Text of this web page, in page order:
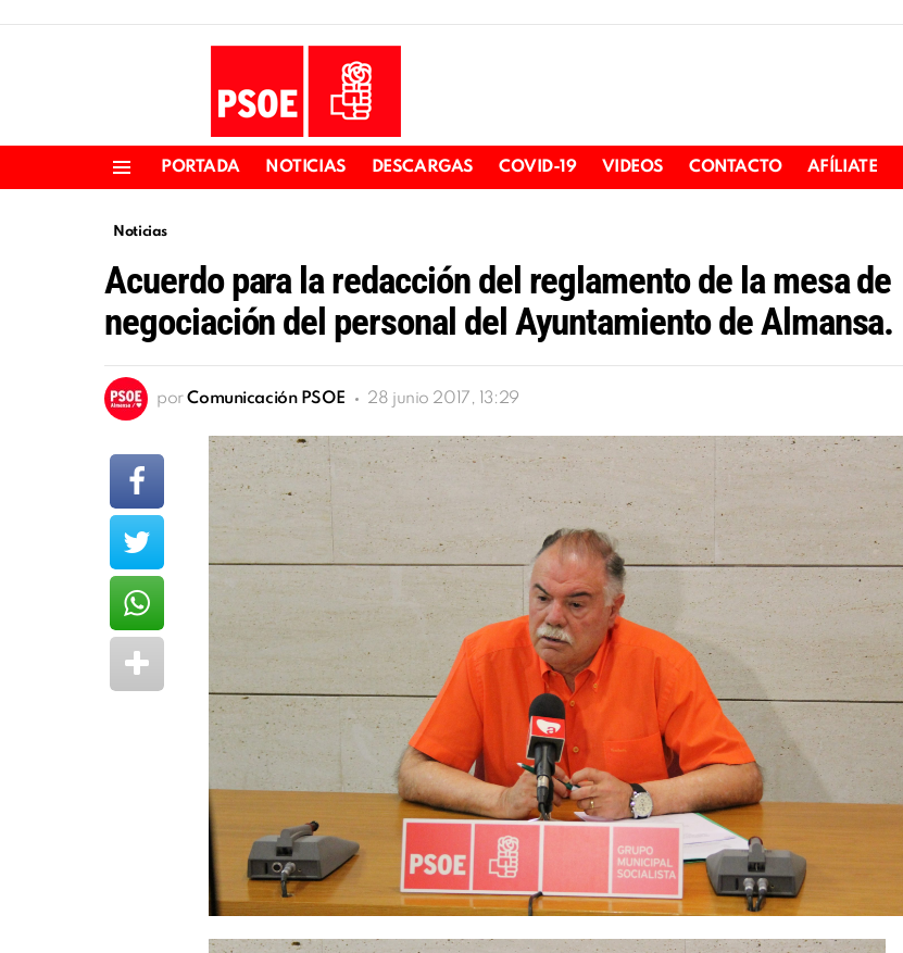
PORTADA NOTICIAS DESCARGAS COVID-19 VIDEOS CONTACTO AFÍLIATE
Noticias
Acuerdo para la redacción del reglamento de la mesa de
negociación del personal del Ayuntamiento de Almansa.
por Comunicación PSOE 28 junio 2017, 13:29